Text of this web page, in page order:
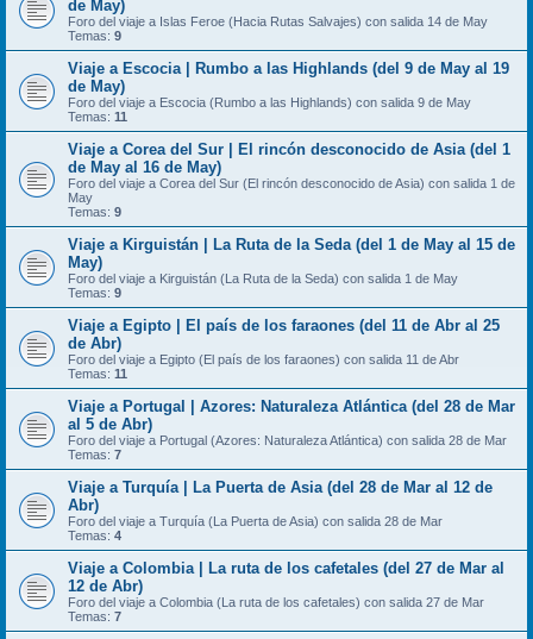
de May)
Foro del viaje a Islas Feroe (Hacia Rutas Salvajes) con salida 14 de May
Temas: 9
Viaje a Escocia | Rumbo a las Highlands (del 9 de May al 19
de May)
Foro del viaje a Escocia (Rumbo a las Highlands) con salida 9 de May
Temas: 11
Viaje a Corea del Sur | El rincón desconocido de Asia (del 1
de May al 16 de May)
Foro del viaje a Corea del Sur (El rincón desconocido de Asia) con salida 1 de
May
Temas: 9
Viaje a Kirguistán | La Ruta de la Seda (del 1 de May al 15 de
May)
Foro del viaje a Kirguistán (La Ruta de la Seda) con salida 1 de May
Temas: 9
Viaje a Egipto | El país de los faraones (del 11 de Abr al 25
de Abr)
Foro del viaje a Egipto (El país de los faraones) con salida 11 de Abr
Temas: 11
Viaje a Portugal | Azores: Naturaleza Atlántica (del 28 de Mar
al 5 de Abr)
Foro del viaje a Portugal (Azores: Naturaleza Atlántica) con salida 28 de Mar
Temas: 7
Viaje a Turquía | La Puerta de Asia (del 28 de Mar al 12 de
Abr)
Foro del viaje a Turquía (La Puerta de Asia) con salida 28 de Mar
Temas: 4
Viaje a Colombia | La ruta de los cafetales (del 27 de Mar al
12 de Abr)
Foro del viaje a Colombia (La ruta de los cafetales) con salida 27 de Mar
Temas: 7